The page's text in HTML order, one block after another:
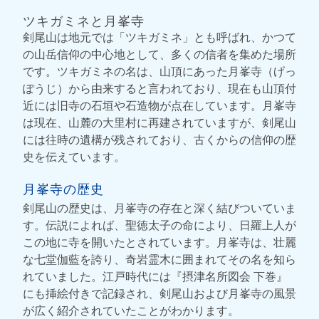
ツキガミネと月峯寺
剣尾山は地元では「ツキガミネ」とも呼ばれ、かつて
の山岳信仰の中心地として、多くの信者を集めた場所
です。ツキガミネの名は、山頂にあった月峯寺（げっ
ぽうじ）から由来すると言われており、現在も山頂付
近には旧寺の石垣や石造物が点在しています。月峯寺
は現在、山麓の大里村に再建されていますが、剣尾山
には往時の遺構が残されており、古くからの信仰の歴
史を伝えています。
月峯寺の歴史
剣尾山の歴史は、月峯寺の存在と深く結びついていま
す。伝説によれば、聖徳太子の命により、日羅上人が
この地に寺を開いたとされています。月峯寺は、壮麗
な七堂伽藍を誇り、奇岩霊木に囲まれてその名を知ら
れていました。江戸時代には『摂津名所図会 下巻』
にも挿絵付きで記録され、剣尾山および月峯寺の風景
が広く紹介されていたことがわかります。